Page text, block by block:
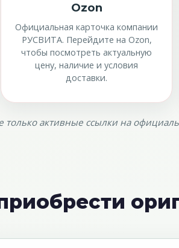
Ozon
Официальная карточка компании
РУСВИТА. Перейдите на Ozon,
чтобы посмотреть актуальную
цену, наличие и условия
доставки.
только активные ссылки на